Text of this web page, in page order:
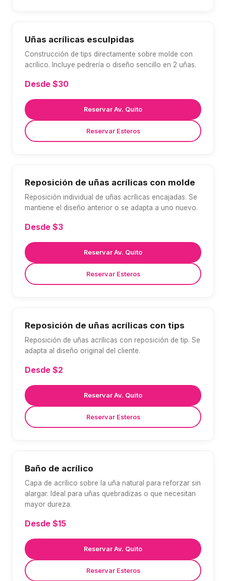
Uñas acrílicas esculpidas
Construcción de tips directamente sobre molde con
acrílico. Incluye pedrería o diseño sencillo en 2 uñas.
Desde $30
Reservar Av. Quito
Reservar Esteros
Reposición de uñas acrílicas con molde
Reposición individual de uñas acrílicas encajadas. Se
mantiene el diseño anterior o se adapta a uno nuevo.
Desde $3
Reservar Av. Quito
Reservar Esteros
Reposición de uñas acrílicas con tips
Reposición de uñas acrílicas con reposición de tip. Se
adapta al diseño original del cliente.
Desde $2
Reservar Av. Quito
Reservar Esteros
Baño de acrílico
Capa de acrílico sobre la uña natural para reforzar sin
alargar. Ideal para uñas quebradizas o que necesitan
mayor dureza.
Desde $15
Reservar Av. Quito
Reservar Esteros